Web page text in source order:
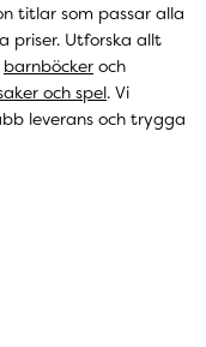
titlar som passar alla
priser. Utforska allt
barnböcker och
och spel. Vi
leverans och trygga